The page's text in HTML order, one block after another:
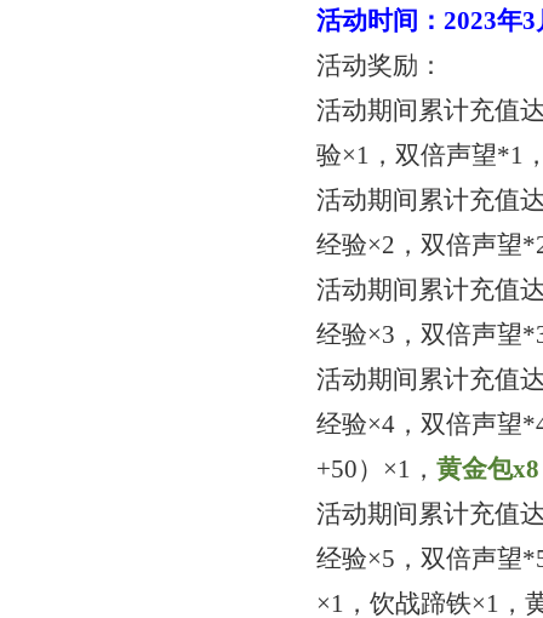
活动时间：2023年
活动奖励：
活动期间累计充值
验×1，双倍声望*1
活动期间累计充值
经验×2，双倍声望
活动期间累计充值
经验×3，双倍声望
活动期间累计充值
经验×4，双倍声望
+50）×1，黄金包x8
活动期间累计充值
经验×5，双倍声望
×1 ，饮战蹄铁×1，